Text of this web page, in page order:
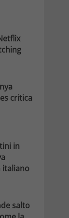
critica
in
italiano
salto